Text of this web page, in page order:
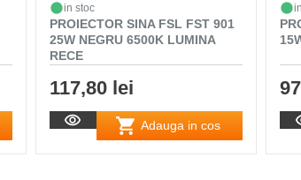
in stoc
PROIECTOR SINA FSL FST 901
25W NEGRU 6500K LUMINA
RECE
117,80 lei
Adauga in cos